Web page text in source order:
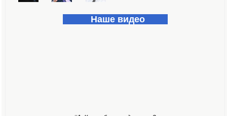
Наше видео